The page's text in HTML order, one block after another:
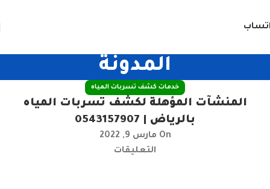
المدونة
خدمات كشف تسربات المياه
المنشآت المؤهلة لكشف تسربات المياه
بالرياض | 0543157907
On مارس 9, 2022
التعليقات